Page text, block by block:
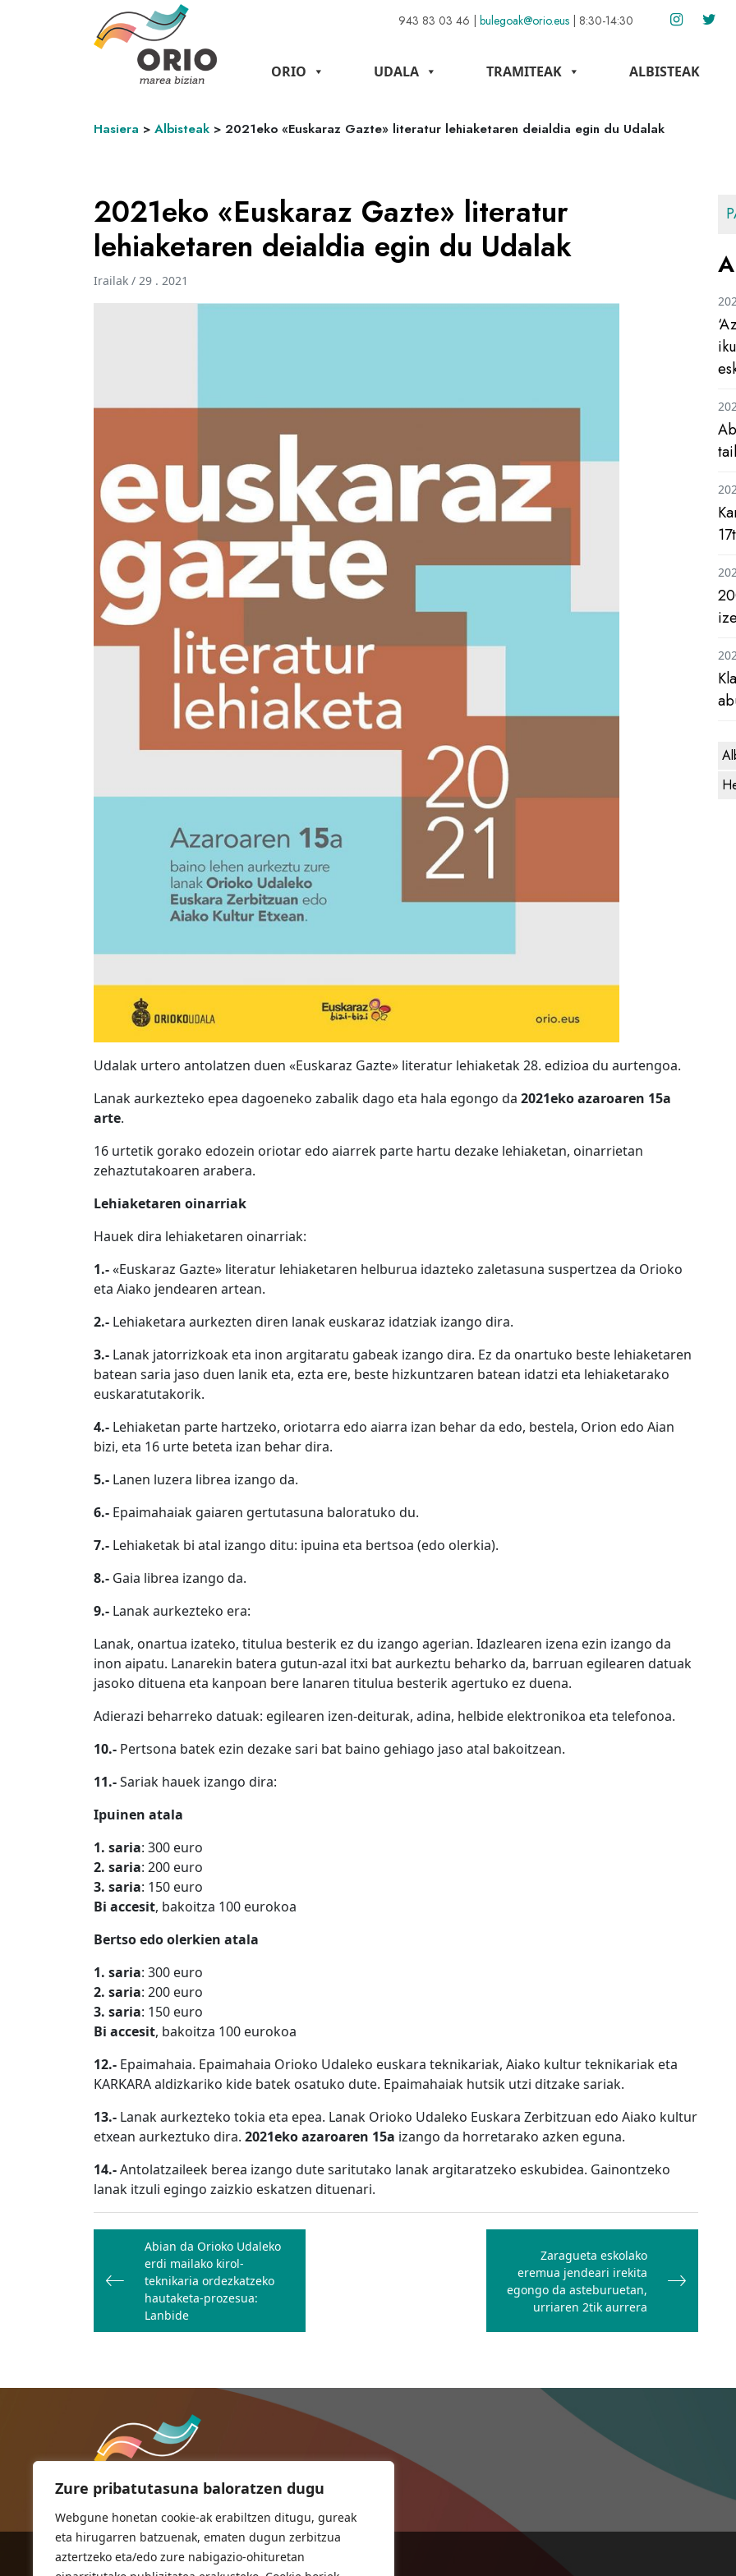
Zure pribatutasuna baloratzen dugu
Webgune honetan cookie-ak erabiltzen ditugu, gureak
eta hirugarren batzuenak, ematen dugun zerbitzua
aztertzeko eta/edo zure nabigazio-ohituretan
943 83 03 46 | bulegoak@orio.eus | 8:30-14:30
ORIO UDALA TRAMITEAK ALBISTEAK
Hasiera > Albisteak > 2021eko «Euskaraz Gazte» literatur lehiaketaren deialdia egin du Udalak
2021eko «Euskaraz Gazte» literatur
lehiaketaren deialdia egin du Udalak
Irailak / 29 . 2021
Udalak urtero antolatzen duen «Euskaraz Gazte» literatur lehiaketak 28. edizioa du aurtengoa.
Lanak aurkezteko epea dagoeneko zabalik dago eta hala egongo da 2021eko azaroaren 15a
arte.
16 urtetik gorako edozein oriotar edo aiarrek parte hartu dezake lehiaketan, oinarrietan
zehaztutakoaren arabera.
Lehiaketaren oinarriak
Hauek dira lehiaketaren oinarriak:
1.-«Euskaraz Gazte» literatur lehiaketaren helburua idazteko zaletasuna suspertzea da Orioko
eta Aiako jendearen artean.
2.- Lehiaketara aurkezten diren lanak euskaraz idatziak izango dira.
3.- Lanak jatorrizkoak eta inon argitaratu gabeak izango dira. Ez da onartuko beste lehiaketaren
batean saria jaso duen lanik eta, ezta ere, beste hizkuntzaren batean idatzi eta lehiaketarako
euskaratutakorik.
4.- Lehiaketan parte hartzeko, oriotarra edo aiarra izan behar da edo, bestela, Orion edo Aian
bizi, eta 16 urte beteta izan behar dira.
5.- Lanen luzera librea izango da.
6.- Epaimahaiak gaiaren gertutasuna baloratuko du.
7.- Lehiaketak bi atal izango ditu: ipuina eta bertsoa (edo olerkia).
8.- Gaia librea izango da.
9.- Lanak aurkezteko era:
Lanak, onartua izateko, titulua besterik ez du izango agerian. Idazlearen izena ezin izango da
inon aipatu. Lanarekin batera gutun-azal itxi bat aurkeztu beharko da, barruan egilearen datuak
jasoko dituena eta kanpoan bere lanaren titulua besterik agertuko ez duena.
Adierazi beharreko datuak: egilearen izen-deiturak, adina, helbide elektronikoa eta telefonoa.
10.- Pertsona batek ezin dezake sari bat baino gehiago jaso atal bakoitzean.
11.-Sariak hauek izango dira:
Ipuinen atala
1. saria: 300 euro
2. saria: 200 euro
3. saria: 150 euro
Bi accesit, bakoitza 100 eurokoa
Bertso edo olerkien atala
1. saria: 300 euro
2. saria: 200 euro
3. saria: 150 euro
Bi accesit, bakoitza 100 eurokoa
12.- Epaimahaia. Epaimahaia Orioko Udaleko euskara teknikariak, Aiako kultur teknikariak eta
KARKARA aldizkariko kide batek osatuko dute. Epaimahaiak hutsik utzi ditzake sariak.
13.- Lanak aurkezteko tokia eta epea. Lanak Orioko Udaleko Euskara Zerbitzuan edo Aiako kultur
etxean aurkeztuko dira. 2021eko azaroaren 15a izango da horretarako azken eguna.
14.-Antolatzaileek berea izango dute saritutako lanak argitaratzeko eskubidea. Gainontzeko
lanak itzuli egingo zaizkio eskatzen dituenari.
Bidalketetan
zehar
nabigatu
Abian da Orioko Udaleko
erdi mailako kirol-
teknikaria ordezkatzeko
hautaketa-prozesua:
Lanbide
Zaragueta eskolako
eremua jendeari irekita
egongo da asteburuetan,
urriaren 2tik aurrera
ORIOKO UDALA